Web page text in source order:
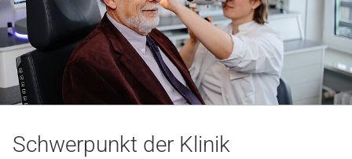
Startseite
Kliniken & Einrichtungen
Schwerpunkt der Klinik